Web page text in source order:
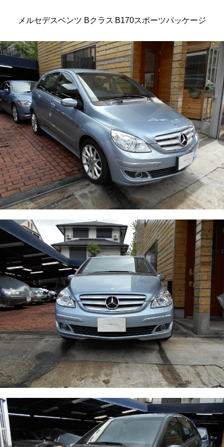
メルセデスベンツ Bクラス B170スポーツパッケージ